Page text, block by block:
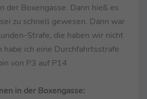
der Boxengasse. Dann hieß es
zu schnell gewesen. Dann war
Strafe, die haben wir nicht
habe ich eine Durchfahrtsstrafe
von P3 auf P14
in der Boxengasse: